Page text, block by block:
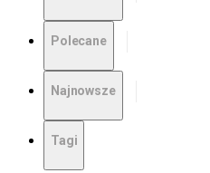
Polecane
Najnowsze
Tagi